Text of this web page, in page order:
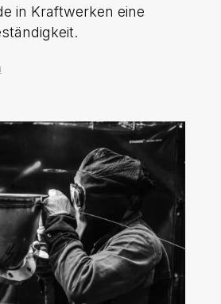
in Kraftwerken eine